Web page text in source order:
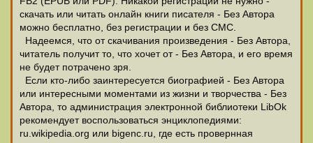
скачать или читать онлайн книги писателя - Без Автора
можно бесплатно, без регистрации и без СМС.
Надеемся, что от скачивания произведения - Без Автора,
читатель получит то, что хочет от - Без Автора, и его время
не будет потрачено зря.
Если кто-либо заинтересуется биографией - Без Автора
или интересными моментами из жизни и творчества - Без
Автора, то администрация электронной библиотеки LibOk
рекомендует воспользоваться энциклопедиями:
ru.wikipedia.org или bigenc.ru, где есть провернная